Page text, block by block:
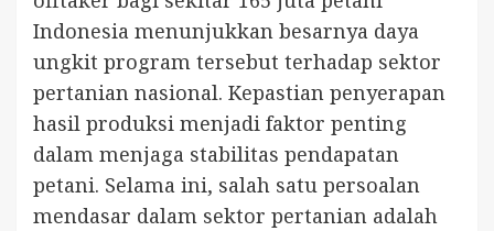
Indonesia menunjukkan besarnya daya
ungkit program tersebut terhadap sektor
pertanian nasional. Kepastian penyerapan
hasil produksi menjadi faktor penting
dalam menjaga stabilitas pendapatan
petani. Selama ini, salah satu persoalan
mendasar dalam sektor pertanian adalah